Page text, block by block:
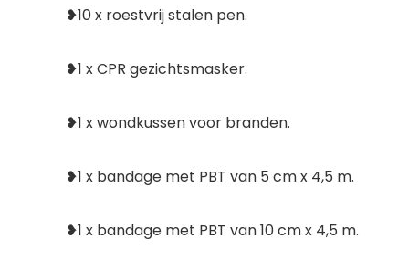
❥10 x roestvrij stalen pen.
❥1 x CPR gezichtsmasker.
❥1 x wondkussen voor branden.
❥1 x bandage met PBT van 5 cm x 4,5 m.
❥1 x bandage met PBT van 10 cm x 4,5 m.